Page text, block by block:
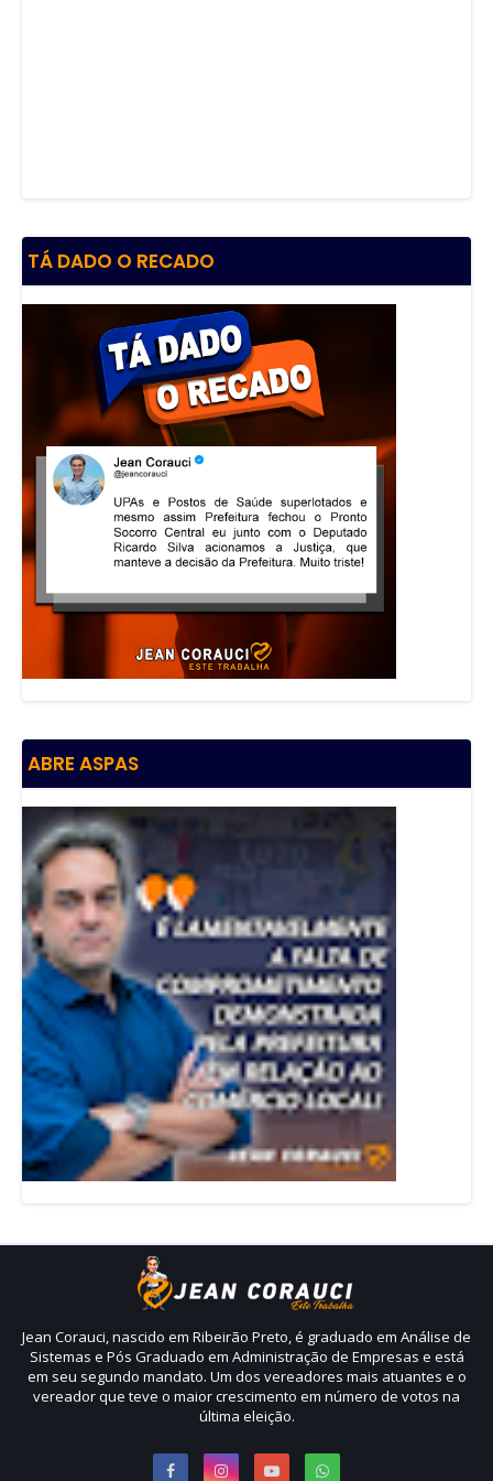
TÁ DADO O RECADO
ABRE ASPAS
Jean Corauci, nascido em Ribeirão Preto, é graduado em Análise de
Sistemas e Pós Graduado em Administração de Empresas e está
em seu segundo mandato. Um dos vereadores mais atuantes e o
vereador que teve o maior crescimento em número de votos na
última eleição.